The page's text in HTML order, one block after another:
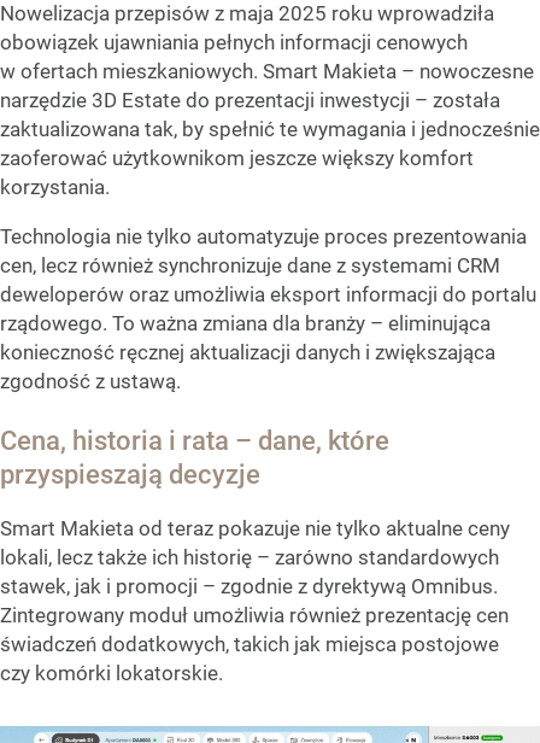
Nowelizacja przepisów z maja 2025 roku wprowadziła
obowiązek ujawniania pełnych informacji cenowych
w ofertach mieszkaniowych. Smart Makieta – nowoczesne
narzędzie 3D Estate do prezentacji inwestycji – została
zaktualizowana tak, by spełnić te wymagania i jednocześnie
zaoferować użytkownikom jeszcze większy komfort
korzystania.
Technologia nie tylko automatyzuje proces prezentowania
cen, lecz również synchronizuje dane z systemami CRM
deweloperów oraz umożliwia eksport informacji do portalu
rządowego. To ważna zmiana dla branży – eliminująca
konieczność ręcznej aktualizacji danych i zwiększająca
zgodność z ustawą.
Cena, historia i rata – dane, które
przyspieszają decyzje
Smart Makieta od teraz pokazuje nie tylko aktualne ceny
lokali, lecz także ich historię – zarówno standardowych
stawek, jak i promocji – zgodnie z dyrektywą Omnibus.
Zintegrowany moduł umożliwia również prezentację cen
świadczeń dodatkowych, takich jak miejsca postojowe
czy komórki lokatorskie.